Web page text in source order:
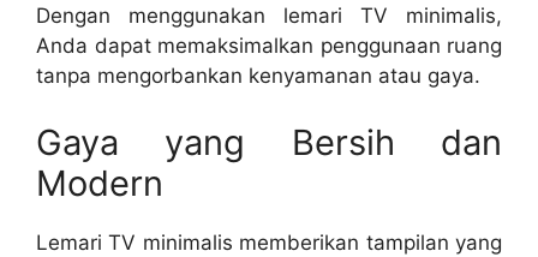
Dengan menggunakan lemari TV minimalis,
Anda dapat memaksimalkan penggunaan ruang
tanpa mengorbankan kenyamanan atau gaya.
Gaya yang Bersih dan
Modern
Lemari TV minimalis memberikan tampilan yang